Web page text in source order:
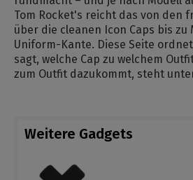
Tom Rocket's reicht das von den
über die cleanen Icon Caps bis
Uniform-Kante. Diese Seite
sagt, welche Cap zu welchem
zum Outfit dazukommt, steht
Weitere Gadgets